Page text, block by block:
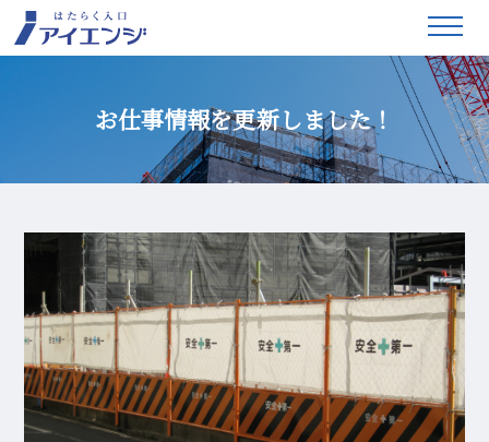
お仕事情報を更新しました！